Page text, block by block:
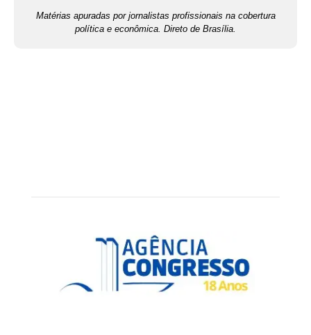
Matérias apuradas por jornalistas profissionais na cobertura
política e econômica. Direto de Brasília.